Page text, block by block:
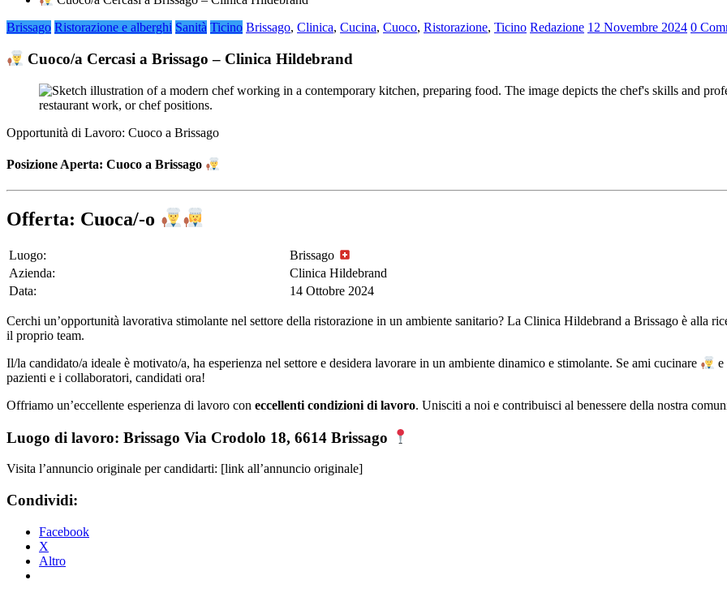
Brissago Ristorazione e alberghi Sanità Ticino Brissago, Clinica, Cucina, Cuoco, Ristorazione, Ticino Redazione 12 Novembre 2024 0
Cuoco/a Cercasi a Brissago – Clinica Hildebrand
Opportunità di Lavoro: Cuoco a Brissago
Posizione Aperta: Cuoco a Brissago
Offerta: Cuoca/-o
Luogo:
Brissago
Azienda:
Clinica Hildebrand
Data:
14 Ottobre 2024
Cerchi un’opportunità lavorativa stimolante nel settore della ristorazione in un ambiente sanitario? La Clinica Hildebrand a Brissago è alla
il proprio team.
Il/la candidato/a ideale è motivato/a, ha esperienza nel settore e desidera lavorare in un ambiente dinamico e stimolante. Se ami cucinare
e
pazienti e i collaboratori, candidati ora!
Offriamo un’eccellente esperienza di lavoro con eccellenti condizioni di lavoro. Unisciti a noi e contribuisci al benessere della nostra
Luogo di lavoro: Brissago Via Crodolo 18, 6614 Brissago
Visita l’annuncio originale per candidarti: [link all’annuncio originale]
Condividi:
Facebook
X
Altro